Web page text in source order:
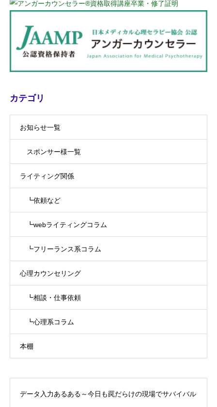
カテゴリ
お知らせ一覧
スポンサー様一覧
ライティング関係
┗依頼など
┗webライティングコラム
┗フリーランス系コラム
心理カウンセリング
┗相談・仕事依頼
┗心理系コラム
本棚
データ入力あるある～今日も罠だらけの現場でサバイバル